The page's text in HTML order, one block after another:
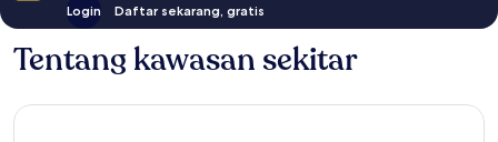
Login Daftar sekarang, gratis
Tentang kawasan sekitar